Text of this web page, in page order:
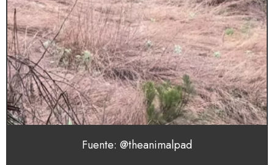
Fuente: @theanimalpad